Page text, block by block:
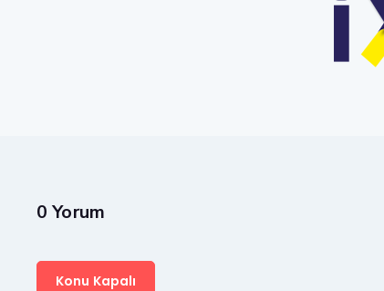
0 Yorum
Konu Kapalı